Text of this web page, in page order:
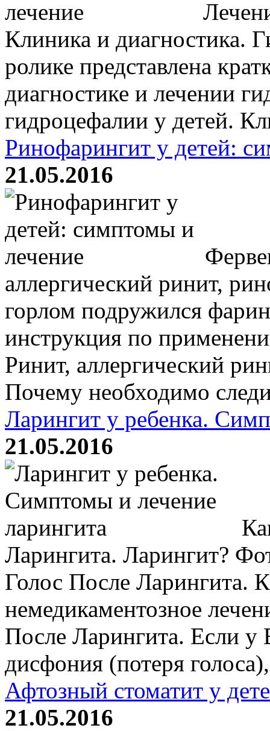
Клиника и диагностика.
ролике представлена
диагностике и лечении
гидроцефалии у детей.
Ринофарингит у детей:
21.05.2016
аллергический ринит,
горлом подружился
инструкция по
Ринит, аллергический
Почему необходимо
Ларингит у ребенка.
21.05.2016
Ларингита. Ларингит?
Голос После Ларингита.
немедикаментозное
После Ларингита. Если у
дисфония (потеря
Афтозный стоматит у
21.05.2016